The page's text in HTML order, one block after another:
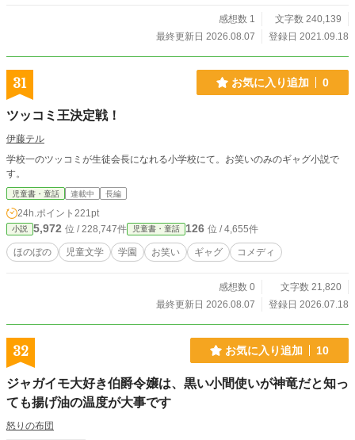
感想数 1
文字数 240,139
最終更新日 2026.08.07
登録日 2021.09.18
31 お気に入り追加 0
ツッコミ王決定戦！
伊藤テル
学校一のツッコミが生徒会長になれる小学校にて。お笑いのみのギャグ小説で
す。
児童書・童話 連載中 長編
24h.ポイント 221pt
小説 5,972 位 / 228,747件 児童書・童話 126 位 / 4,655件
ほのぼの 児童文学 学園 お笑い ギャグ コメディ
感想数 0
文字数 21,820
最終更新日 2026.08.07
登録日 2026.07.18
32 お気に入り追加 10
ジャガイモ大好き伯爵令嬢は、黒い小間使いが神竜だと知っ
ても揚げ油の温度が大事です
怒りの布団